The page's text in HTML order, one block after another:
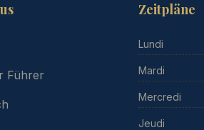
Führer
Zeitpläne
Lundi
Mardi
Mercredi
Jeudi